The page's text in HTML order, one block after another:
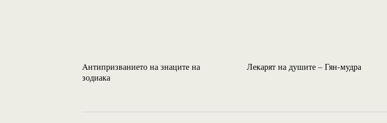
Aнтипризванието на знаците на
зодиака
Лекарят на душите – Гян-мудра